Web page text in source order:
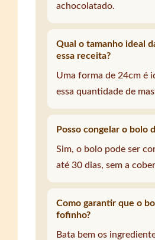
achocolatado.
Qual o tamanho ideal
essa receita?
Uma forma de 24cm é
essa quantidade de
Posso congelar o bolo
Sim, o bolo pode ser
até 30 dias, sem a
Como garantir que o
fofinho?
Bata bem os